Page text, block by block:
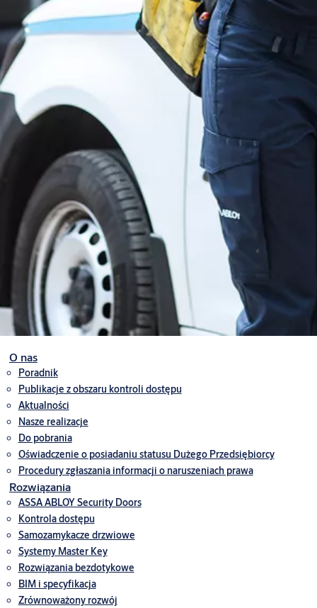
O nas
Poradnik
Publikacje z obszaru kontroli dostępu
Aktualności
Nasze realizacje
Do pobrania
Oświadczenie o posiadaniu statusu Dużego Przedsiębiorcy
Procedury zgłaszania informacji o naruszeniach prawa
Rozwiązania
ASSA ABLOY Security Doors
Kontrola dostępu
Samozamykacze drzwiowe
Systemy Master Key
Rozwiązania bezdotykowe
BIM i specyfikacja
Zrównoważony rozwój